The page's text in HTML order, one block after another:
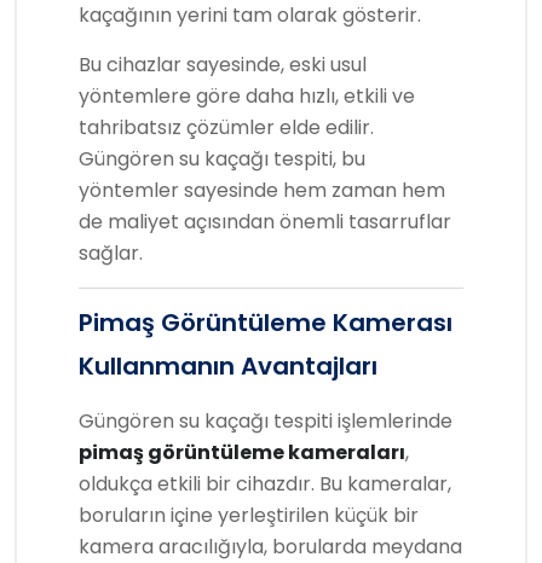
kaçağının yerini tam olarak gösterir.
Bu cihazlar sayesinde, eski usul
yöntemlere göre daha hızlı, etkili ve
tahribatsız çözümler elde edilir.
Güngören su kaçağı tespiti, bu
yöntemler sayesinde hem zaman hem
de maliyet açısından önemli tasarruflar
sağlar.
Pimaş Görüntüleme Kamerası
Kullanmanın Avantajları
Güngören su kaçağı tespiti işlemlerinde
pimaş görüntüleme kameraları,
oldukça etkili bir cihazdır. Bu kameralar,
boruların içine yerleştirilen küçük bir
kamera aracılığıyla, borularda meydana